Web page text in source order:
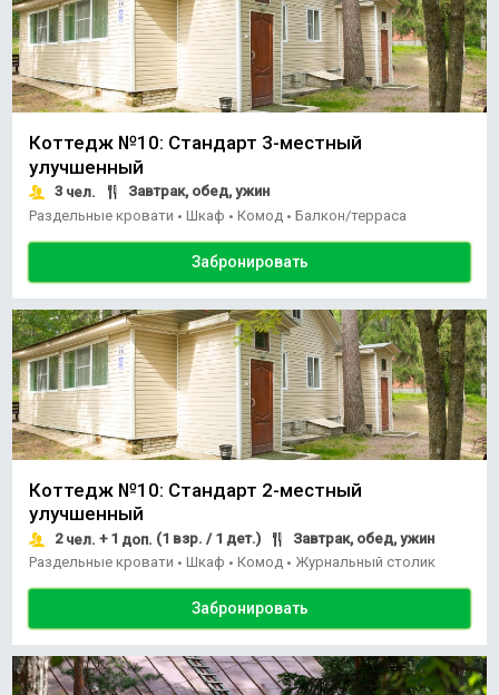
Коттедж №10: Стандарт 3-местный
улучшенный
3 чел.
Завтрак, обед, ужин
Раздельные кровати • Шкаф • Комод • Балкон/терраса
Забронировать
Коттедж №10: Стандарт 2-местный
улучшенный
2чел. + 1 доп. (1 взр. / 1 дет.)
Завтрак, обед, ужин
Раздельные кровати • Шкаф • Комод • Журнальный столик
Забронировать